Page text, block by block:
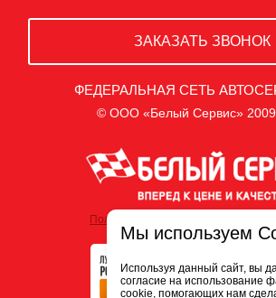
ЗАКАЗАТЬ ЗВОНОК
ФЕДЕРАЛЬНАЯ СЕТЬ
© ООО «Белый Сервис»
Политика обработки персональных
Мы используем
Используя данный сайт, вы
согласие на использование
cookie, помогающих нам